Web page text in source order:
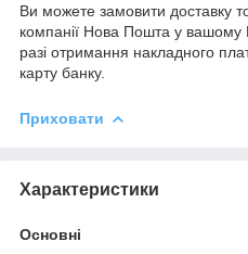
Ви можете замовити доставку
компанії Нова Пошта у вашому
разі отримання накладного
карту банку.
Приховати
Характеристики
Основні